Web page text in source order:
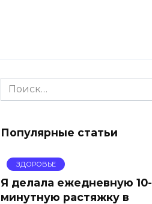
Search
for:
Популярные статьи
ЗДОРОВЬЕ
Я делала ежедневную 10-
минутную растяжку в